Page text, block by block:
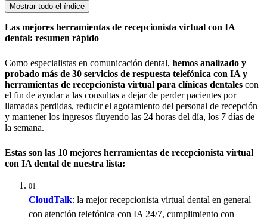
Mostrar todo el índice
Las mejores herramientas de recepcionista virtual con IA
dental: resumen rápido
Como especialistas en comunicación dental, hemos analizado y
probado más de 30 servicios de respuesta telefónica con IA y
herramientas de recepcionista virtual para clínicas dentales con
el fin de ayudar a las consultas a dejar de perder pacientes por
llamadas perdidas, reducir el agotamiento del personal de recepción
y mantener los ingresos fluyendo las 24 horas del día, los 7 días de
la semana.
Estas son las 10 mejores herramientas de recepcionista virtual
con IA dental de nuestra lista:
01
CloudTalk: la mejor recepcionista virtual dental en general
con atención telefónica con IA 24/7, cumplimiento con